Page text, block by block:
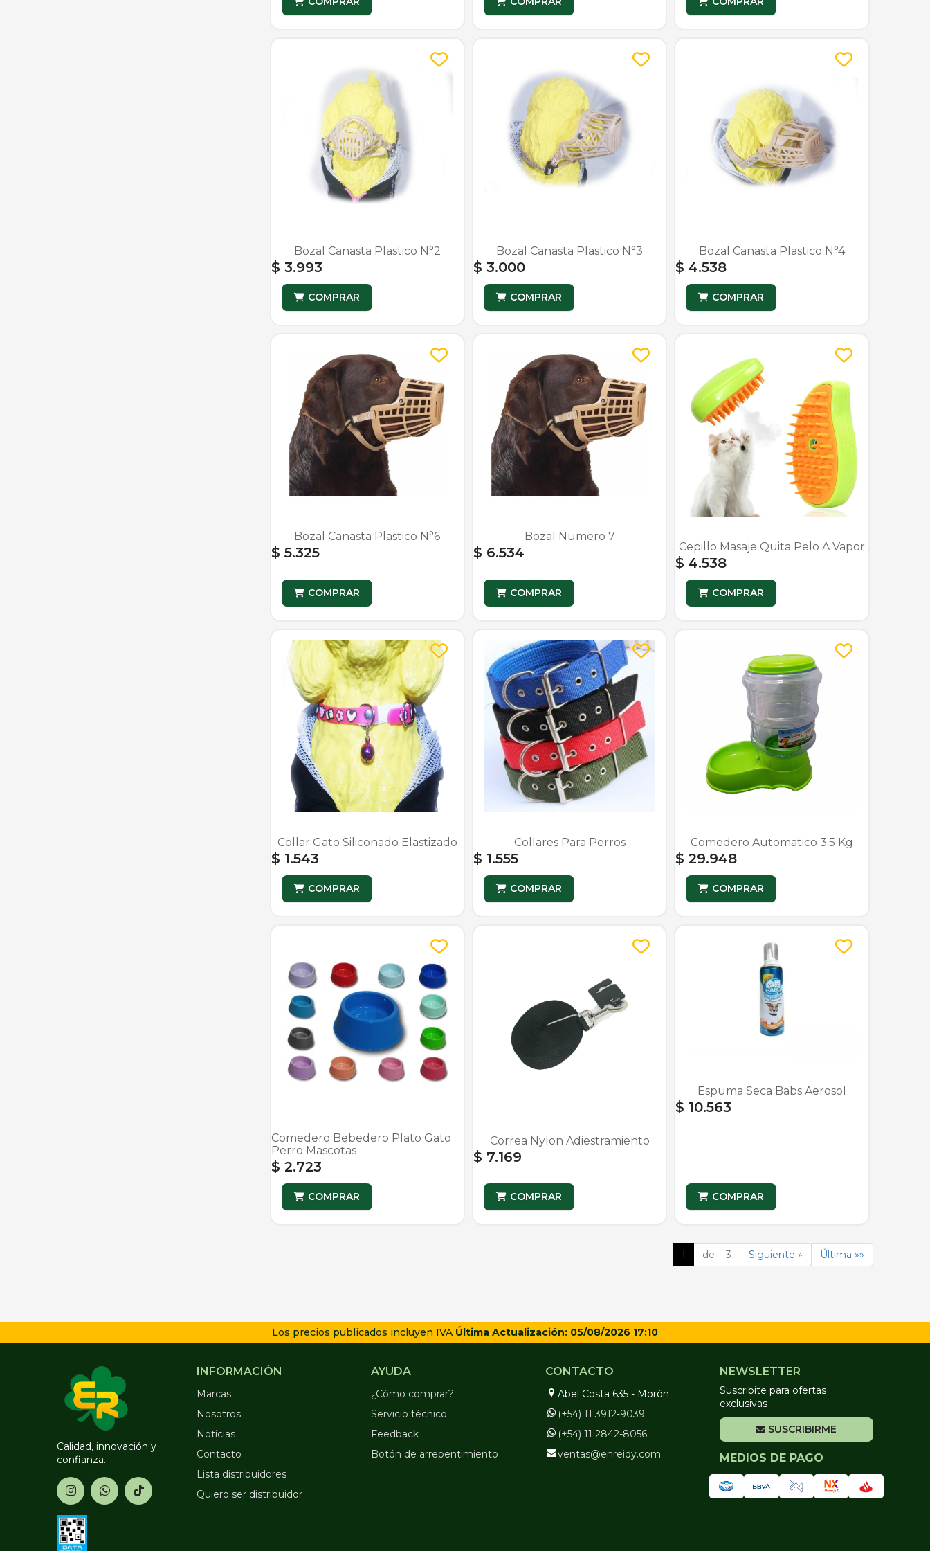
Bozal Canasta Plastico N°2
$ 3.993
COMPRAR
Bozal Canasta Plastico N°3
$ 3.000
COMPRAR
Bozal Canasta Plastico N°4
$ 4.538
COMPRAR
Bozal Canasta Plastico N°6
$ 5.325
COMPRAR
Bozal Numero 7
$ 6.534
COMPRAR
Cepillo Masaje Quita Pelo A Vapor
$ 4.538
COMPRAR
Collar Gato Siliconado Elastizado
$ 1.543
COMPRAR
Collares Para Perros
$ 1.555
COMPRAR
Comedero Automatico 3.5 Kg
$ 29.948
COMPRAR
Comedero Bebedero Plato Gato
Perro Mascotas
$ 2.723
COMPRAR
Correa Nylon Adiestramiento
$ 7.169
COMPRAR
Espuma Seca Babs Aerosol
$ 10.563
COMPRAR
1 de 3 Siguiente » Última »»
Los precios publicados incluyen IVA Última Actualización: 05/08/2026 17:10
Calidad, innovación y
confianza.
INFORMACIÓN
Marcas
Nosotros
Noticias
Contacto
Lista distribuidores
Quiero ser distribuidor
AYUDA
¿Cómo comprar?
Servicio técnico
Feedback
Botón de arrepentimiento
CONTACTO
Abel Costa 635 - Morón
(+54) 11 3912-9039
(+54) 11 2842-8056
ventas@enreidy.com
NEWSLETTER
Suscribite para ofertas
exclusivas
SUSCRIBIRME
MEDIOS DE PAGO